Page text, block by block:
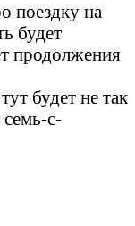
поездку на
будет
продолжения
будет не так
с-